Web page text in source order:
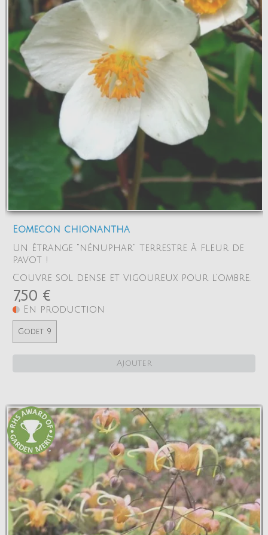
Eomecon chionantha
Un étrange "nénuphar" terrestre à fleur de
pavot !
Couvre sol dense et vigoureux pour l'ombre.
7,50 €
En production
Godet 9
Ajouter